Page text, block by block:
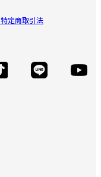
特定商取引法